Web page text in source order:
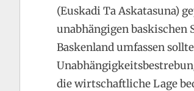
(Euskadi Ta Askatasuna)
unabhängigen baskischen
Baskenland umfassen
die wirtschaftliche Lage